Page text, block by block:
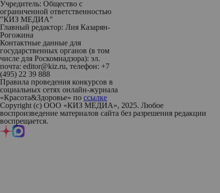
Учредитель: Общество с
ограниченной ответственностью
"КИЗ МЕДИА"
Главный редактор: Лия Казарян-
Рогожина
Контактные данные для
государственных органов (в том
числе для Роскомнадзора): эл.
почта: editor@kiz.ru, телефон: +7
(495) 22 39 888
Правила проведения конкурсов в
социальных сетях онлайн-журнала
«Красота&Здоровье» по ссылке
Copyright (с) ООО «КИЗ МЕДИА», 2025. Любое
воспроизведение материалов сайта без разрешения редакции
воспрещается.